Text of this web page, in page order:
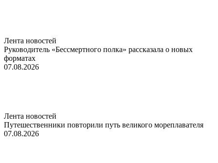
Лента новостей
Руководитель «Бессмертного полка» рассказала о новых
форматах
07.08.2026
Лента новостей
Путешественники повторили путь великого мореплавателя
07.08.2026